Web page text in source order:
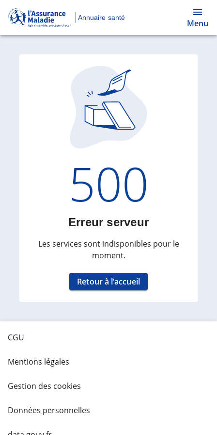
Annuaire santé
Menu
Code
500
Erreur serveur
Les services sont indisponibles pour le
moment.
Retour à l’accueil
CGU
Mentions légales
Gestion des cookies
Données personnelles